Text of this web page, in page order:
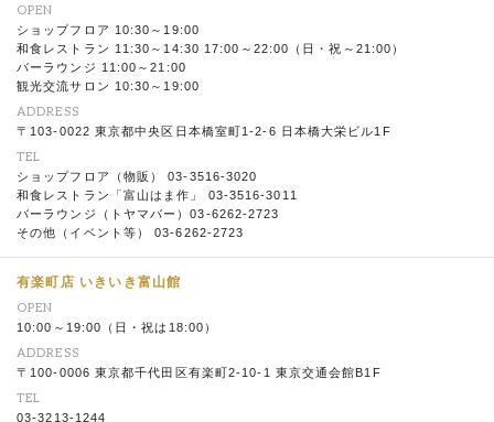
OPEN
ショップフロア 10:30～19:00
和食レストラン 11:30～14:30 17:00～22:00（日・祝～21:00）
バーラウンジ 11:00～21:00
観光交流サロン 10:30～19:00
ADDRESS
〒103-0022 東京都中央区日本橋室町1-2-6 日本橋大栄ビル1F
TEL
ショップフロア（物販） 03-3516-3020
和食レストラン「富山はま作」 03-3516-3011
バーラウンジ（トヤマバー）03-6262-2723
その他（イベント等） 03-6262-2723
有楽町店 いきいき富山館
OPEN
10:00～19:00（日・祝は18:00）
ADDRESS
〒100-0006 東京都千代田区有楽町2-10-1 東京交通会館B1F
TEL
03-3213-1244